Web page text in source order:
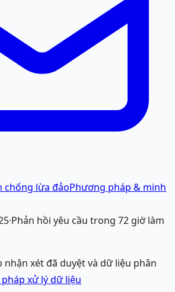
chống lừa đảoPhương pháp & minh
·Phản hồi yêu cầu trong 72 giờ làm
nhận xét đã duyệt và dữ liệu phân
xử lý dữ liệu